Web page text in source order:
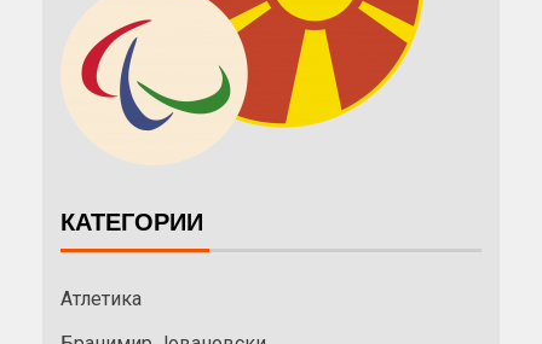
КАТЕГОРИИ
Атлетика